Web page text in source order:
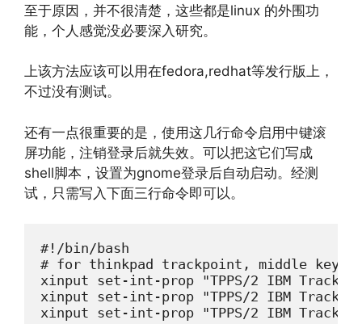
至于原因，并不很清楚，这些都是linux 的外围功
能，个人感觉没必要深入研究。
上该方法应该可以用在fedora,redhat等发行版上，
不过没有测试。
还有一点很重要的是，使用这几行命令启用中键滚
屏功能，注销登录后就失效。可以把这它们写成
shell脚本，设置为gnome登录后自动启动。经测
试，只需写入下面三行命令即可以。
#!/bin/bash
# for thinkpad trackpoint, middle key
xinput set-int-prop "TPPS/2 IBM
xinput set-int-prop "TPPS/2 IBM
xinput set-int-prop "TPPS/2 IBM